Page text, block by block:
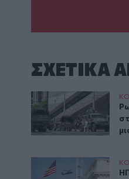
ΣΧΕΤΙΚA
Ρωσία: Διαψεύδει
ΗΠΑ: Το προεδρικό